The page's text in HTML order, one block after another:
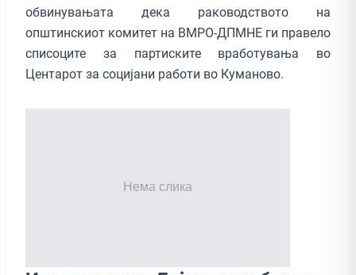
обвинувањата дека раководството на
општинскиот комитет на ВМРО-ДПМНЕ ги правело
списоците за партиските вработувања во
Центарот за социјани работи во Куманово.